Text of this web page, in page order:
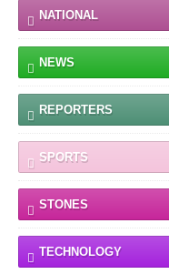
NATIONAL
NEWS
REPORTERS
SPORTS
STONES
TECHNOLOGY